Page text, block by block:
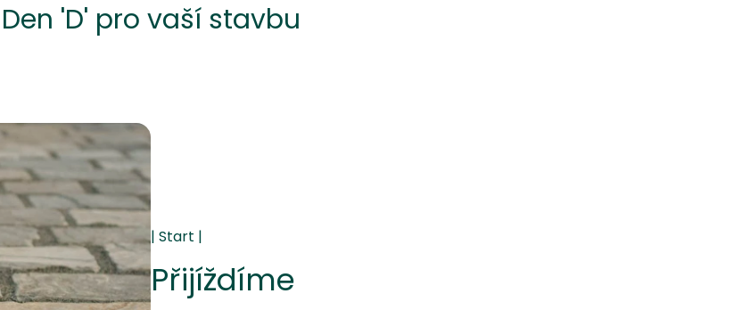
Den 'D' pro vaší stavbu
Přijíždíme